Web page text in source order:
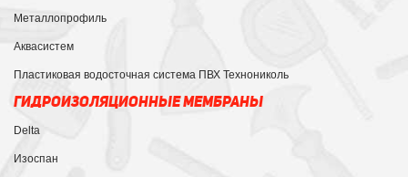
Металлопрофиль
Аквасистем
Пластиковая водосточная система ПВХ Технониколь
ГИДРОИЗОЛЯЦИОННЫЕ МЕМБРАНЫ
Delta
Изоспан